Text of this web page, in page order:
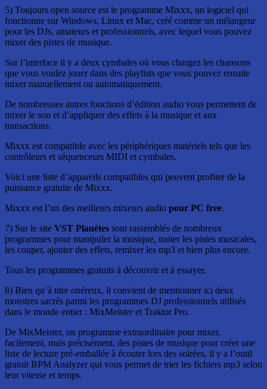
5) Toujours open source est le programme Mixxx, un logiciel qui
fonctionne sur Windows, Linux et Mac, créé comme un mélangeur
pour les DJs, amateurs et professionnels, avec lequel vous pouvez
mixer des pistes de musique.
Sur l’interface il y a deux cymbales où vous chargez les chansons
que vous voulez jouer dans des playlists que vous pouvez ensuite
mixer manuellement ou automatiquement.
De nombreuses autres fonctions d’édition audio vous permettent de
mixer le son et d’appliquer des effets à la musique et aux
transactions.
Mixxx est compatible avec les périphériques matériels tels que les
contrôleurs et séquenceurs MIDI et cymbales.
Voici une liste d’appareils compatibles qui peuvent profiter de la
puissance gratuite de Mixxx.
Mixxx est l’un des meilleurs mixeurs audio pour PC free.
7) Sur le site VST Planètes sont rassemblés de nombreux
programmes pour manipuler la musique, traiter les pistes musicales,
les couper, ajouter des effets, remixer les mp3 et bien plus encore.
Tous les programmes gratuits à découvrir et à essayer.
8) Bien qu’à titre onéreux, il convient de mentionner ici deux
monstres sacrés parmi les programmes DJ professionnels utilisés
dans le monde entier : MixMeister et Traktor Pro.
De MixMeister, un programme extraordinaire pour mixer,
facilement, mais précisément, des pistes de musique pour créer une
liste de lecture pré-emballée à écouter lors des soirées, il y a l’outil
gratuit BPM Analyzer qui vous permet de trier les fichiers mp3 selon
leur vitesse et temps.